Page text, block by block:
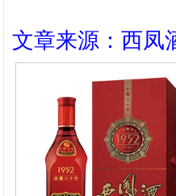
文章来源：西凤